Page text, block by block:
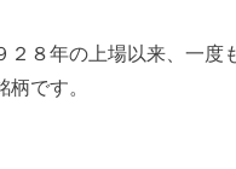
２８年の上場以来、一
です。